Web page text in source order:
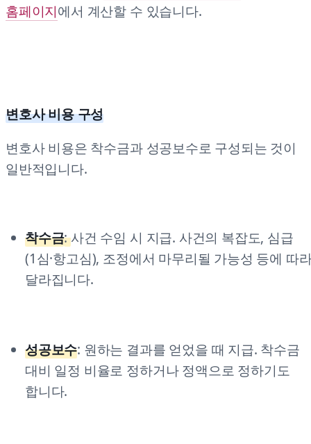
홈페이지에서 계산할 수 있습니다.
변호사 비용 구성
변호사 비용은 착수금과 성공보수로 구성되는 것이
일반적입니다.
착수금:사건 수임 시 지급. 사건의 복잡도, 심급
(1심·항고심), 조정에서 마무리될 가능성 등에 따
달라집니다.
성공보수: 원하는 결과를 얻었을 때 지급. 착수금
대비 일정 비율로 정하거나 정액으로 정하기도
합니다.